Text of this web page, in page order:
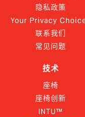
隐私政策
Your Privacy
联系我们
常见问题
技术
座椅
座椅创新
INTU™